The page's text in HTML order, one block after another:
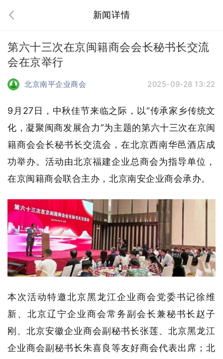
新闻详情
第六十三次在京闽籍商会会长秘书长交流
会在京举行
北京南平企业商会 2025-09-28 13:22
9月27日，中秋佳节来临之际，以“传承家乡传统文
化，凝聚闽商发展合力”为主题的第六十三次在京闽
籍商会会长秘书长交流会，在北京西南华邑酒店成
功举办。活动由北京福建企业总商会为指导单位，
在京闽籍商会联合主办，北京南安企业商会承办。
本次活动特邀北京黑龙江企业商会党委书记徐维
新、北京辽宁企业商会常务副会长兼秘书长赵子
刚、北京安徽企业商会副秘书长张莲、北京黑龙江
企业商会副秘书长朱喜良等友好商会代表出席；北